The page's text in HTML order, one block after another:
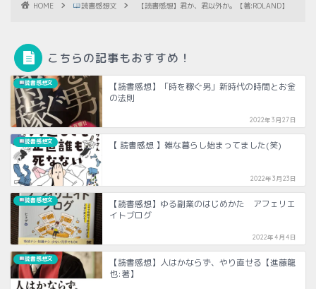
HOME 読書感想文 【読書感想】君か、君以外か。【著:ROLAND】
こちらの記事もおすすめ！
読書感想文
【読書感想】「時を稼ぐ男」新時代の時間とお金
の法則
2022年3月27日
読書感想文 【 読書感想 】雑な暮らし始まってました(笑)
2022年3月23日
読書感想文
【読書感想】ゆる副業のはじめかた アフェリエ
イトブログ
2022年4月4日
読書感想文
【読書感想】人はかならず、やり直せる【進藤龍
也:著】